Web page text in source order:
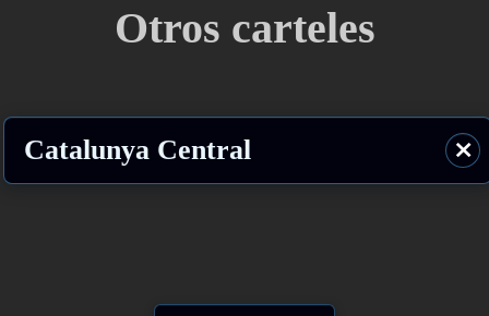
Otros carteles
Catalunya Central ⨯